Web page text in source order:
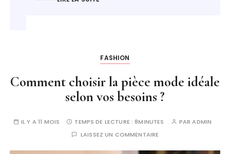
FASHION
Comment choisir la pièce mode idéale
selon vos besoins ?
IL Y A 11 MOIS TEMPS DE LECTURE :8MINUTES PARADMIN
LAISSEZ UN COMMENTAIRE